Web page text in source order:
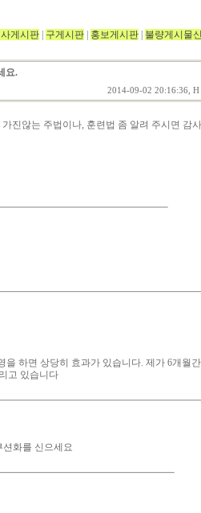
게시판 구게시판 홍보게시판
불량게시물
요.
2014-09-02 20:16:36, H
진않는 주법이나, 훈련법 좀 알려 주시면 감
하면 상당히 효과가 있습니다. 제가 6개월
고 있습니다
화를 신으세요